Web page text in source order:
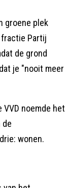
groene plek
Partij
de grond
je "nooit meer
VVD noemde het
de
wonen.